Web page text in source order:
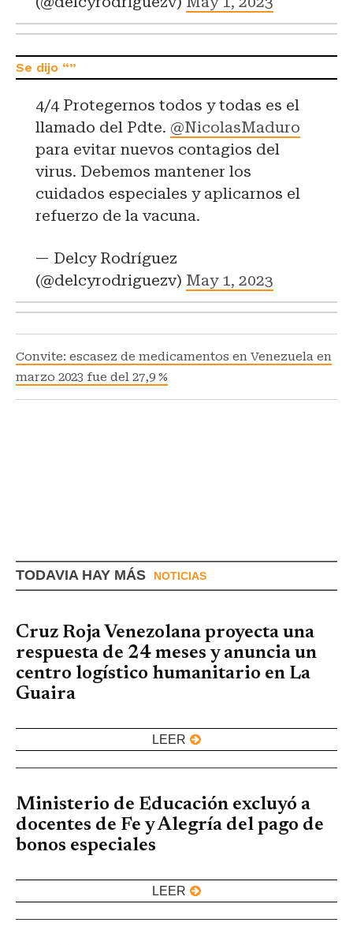
4/4 Protegernos todos y todas es el
llamado del Pdte. @NicolasMaduro
para evitar nuevos contagios del
virus. Debemos mantener los
cuidados especiales y aplicarnos el
refuerzo de la vacuna.
— Delcy Rodríguez
(@delcyrodriguezv) May 1, 2023
Convite: escasez de medicamentos en Venezuela en
marzo 2023 fue del 27,9 %
TODAVIA HAY MÁS NOTICIAS
Cruz Roja Venezolana proyecta una
respuesta de 24 meses y anuncia un
centro logístico humanitario en La
Guaira
LEER
Ministerio de Educación excluyó a
docentes de Fe y Alegría del pago de
bonos especiales
LEER